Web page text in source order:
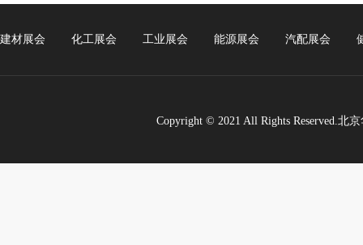
建材展会 化工展会 工业展会 能源展会 汽配展会
Copyright © 2021 All Rights Reserved.北